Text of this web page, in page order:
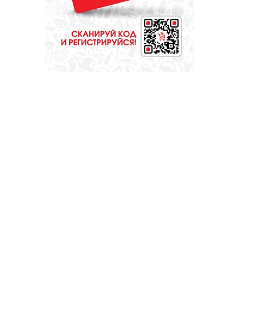
МЕДИЦИНА
Они «пробуют
профессию на